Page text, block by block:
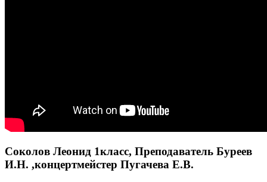
Соколов Леонид 1класс, Преподаватель Буреев
И.Н. ,концертмейстер Пугачева Е.В.